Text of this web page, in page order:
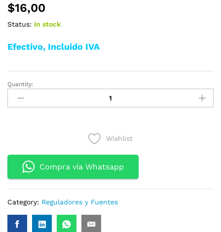
$16,00
Status: In stock
Efectivo, Incluido IVA
REGULADOR
CDP
R2C-
CHARGER
quantity
Quantity:
Wishlist
Compra vía Whatsapp
Category: Reguladores y Fuentes